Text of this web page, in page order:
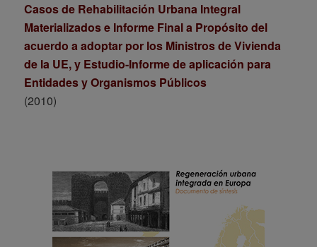
Casos de Rehabilitación Urbana Integral
Materializados e Informe Final a Propósito del
acuerdo a adoptar por los Ministros de Vivienda
de la UE, y Estudio-Informe de aplicación para
Entidades y Organismos Públicos
(2010)